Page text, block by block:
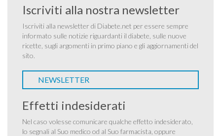
Iscriviti alla nostra newsletter
Iscriviti alla newsletter di Diabete.net per essere sempre
informato sulle notizie riguardanti il diabete, sulle nuove
ricette, sugli argomenti in primo piano e gli aggiornamenti del
sito.
NEWSLETTER
Effetti indesiderati
Nel caso volesse comunicare qualche effetto indesiderato,
lo segnali al Suo medico od al Suo farmacista, oppure